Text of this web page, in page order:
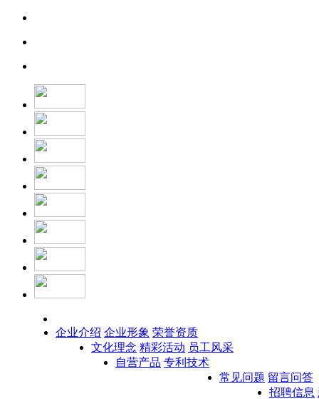
企业介绍 企业形象 荣誉资质
文化理念 精彩活动 员工风采
自营产品 专利技术
常见问题 留言问答
招聘信息